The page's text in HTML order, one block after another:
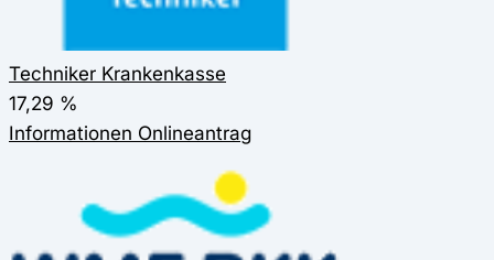
Techniker Krankenkasse
17,29 %
Informationen Onlineantrag